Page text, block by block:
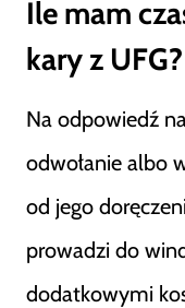
Ile mam
kary z UFG?
Na odpowiedź
odwołanie albo
od jego
prowadzi do
dodatkowymi